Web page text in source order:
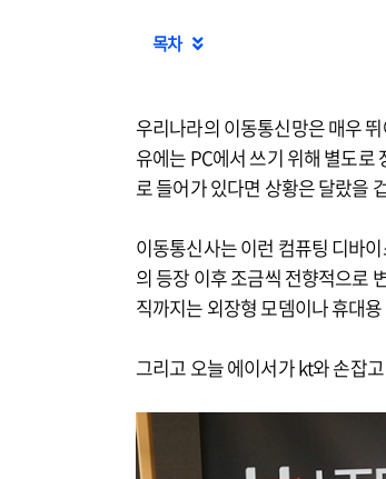
목차 
우리나라의 이동통신망은 매우
유에는 PC에서 쓰기 위해 별도로
로 들어가 있다면 상황은 달랐을
이동통신사는 이런 컴퓨팅 디바
의 등장 이후 조금씩 전향적으로
직까지는 외장형 모뎀이나 휴대
그리고 오늘 에이서가 kt와 손잡